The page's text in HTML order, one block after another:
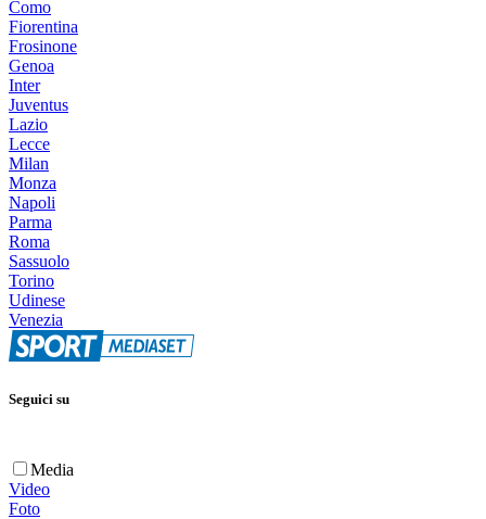
Como
Fiorentina
Frosinone
Genoa
Inter
Juventus
Lazio
Lecce
Milan
Monza
Napoli
Parma
Roma
Sassuolo
Torino
Udinese
Venezia
Seguici su
Media
Video
Foto